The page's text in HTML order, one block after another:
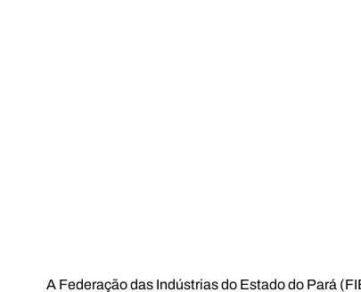
A Federação das Indústrias do Estado do Pará